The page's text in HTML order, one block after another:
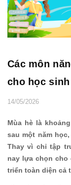
Các môn
cho học
14/05/2026
Mùa hè là
sau một năm
Thay vì chỉ tập
nay lựa chọn cho
triển toàn diện cả